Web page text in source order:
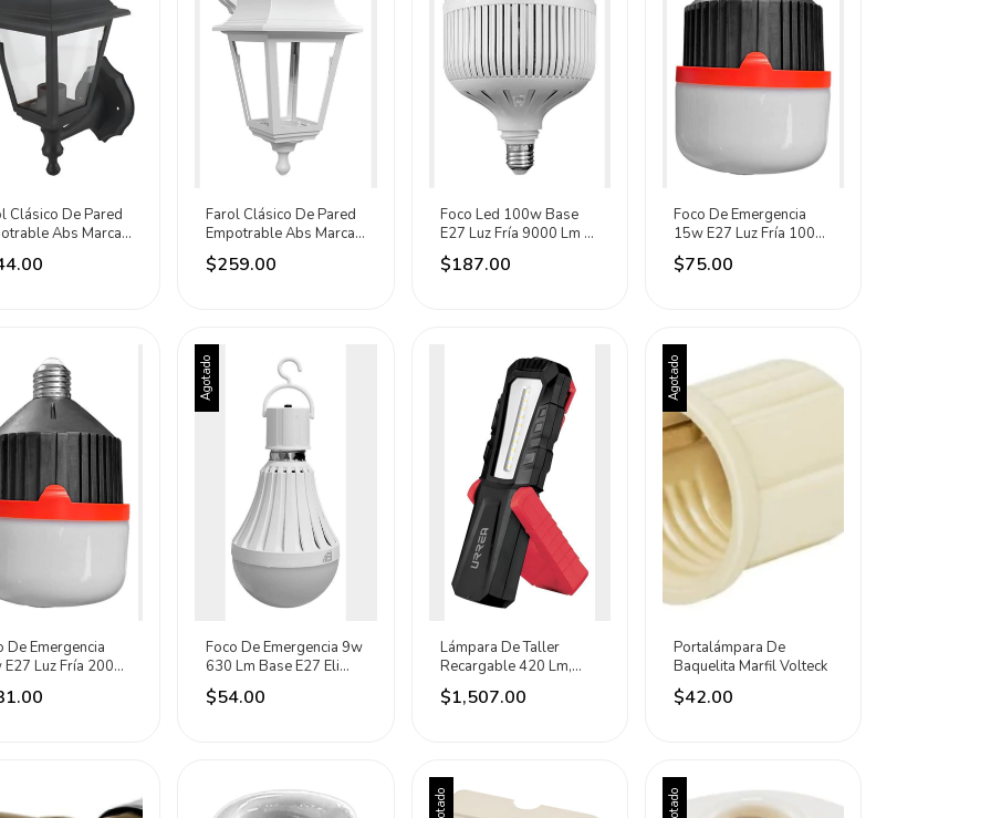
Clásico De Pared
Abs Marca
Negro
Farol Clásico De Pared
Empotrable Abs Marca
Sanelec Blanco
$259.00
Foco Led 100w Base
E27 Luz Fría 9000 Lm Eli
Electric 6500k
$187.00
Foco De Emergencia
15w E27 Luz Fría 1000
Lm Eli Electric Fría
(6500k)
$75.00
De Emergencia
Luz Fría 2000
Electric Fría
Agotado
Foco De Emergencia 9w
630 Lm Base E27 Eli
Electric Fría (6500k)
$54.00
Lámpara De Taller
Recargable 420 Lm,
Grado Ipx4 Urrea
Negro/rojo
$1,507.00
Agotado
Portalámpara De
Baquelita Marfil Volteck
$42.00